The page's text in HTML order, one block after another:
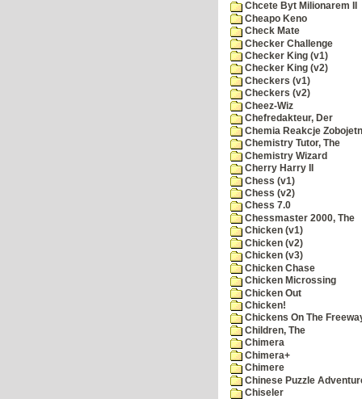
Chcete Byt Milionarem II
Cheapo Keno
Check Mate
Checker Challenge
Checker King (v1)
Checker King (v2)
Checkers (v1)
Checkers (v2)
Cheez-Wiz
Chefredakteur, Der
Chemia Reakcje
Chemistry Tutor, The
Chemistry Wizard
Cherry Harry II
Chess (v1)
Chess (v2)
Chess 7.0
Chessmaster 2000, The
Chicken (v1)
Chicken (v2)
Chicken (v3)
Chicken Chase
Chicken Microssing
Chicken Out
Chicken!
Chickens On The
Children, The
Chimera
Chimera+
Chimere
Chinese Puzzle
Chiseler